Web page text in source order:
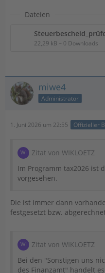
Dateien
22,29 kB – 0 Downloads
miwe4
Administrator
1. Juni 2026 um 22:55 Offizieller
Zitat von WIKLOETZ
Im Programm tax2026 ist
vorgesehen.
Die ist immer dann
festgesetzt bzw.
Zitat von WIKLOETZ
Bei den "Sonstigen uns
des Finanzamt" handelt